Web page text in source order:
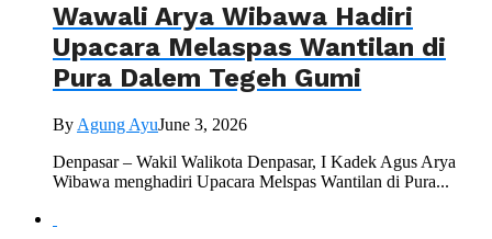
Wawali Arya Wibawa Hadiri
Upacara Melaspas Wantilan di
Pura Dalem Tegeh Gumi
By Agung AyuJune 3, 2026
Denpasar – Wakil Walikota Denpasar, I Kadek Agus Arya
Wibawa menghadiri Upacara Melspas Wantilan di Pura...